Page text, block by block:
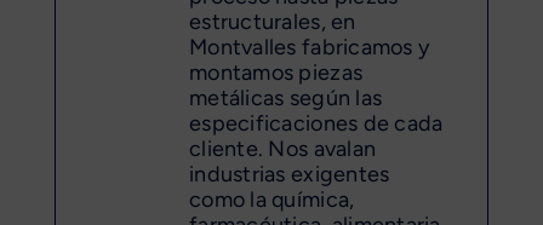
estructurales, en
Montvalles fabricamos y
montamos piezas
metálicas según las
especificaciones de cada
cliente. Nos avalan
industrias exigentes
como la química,